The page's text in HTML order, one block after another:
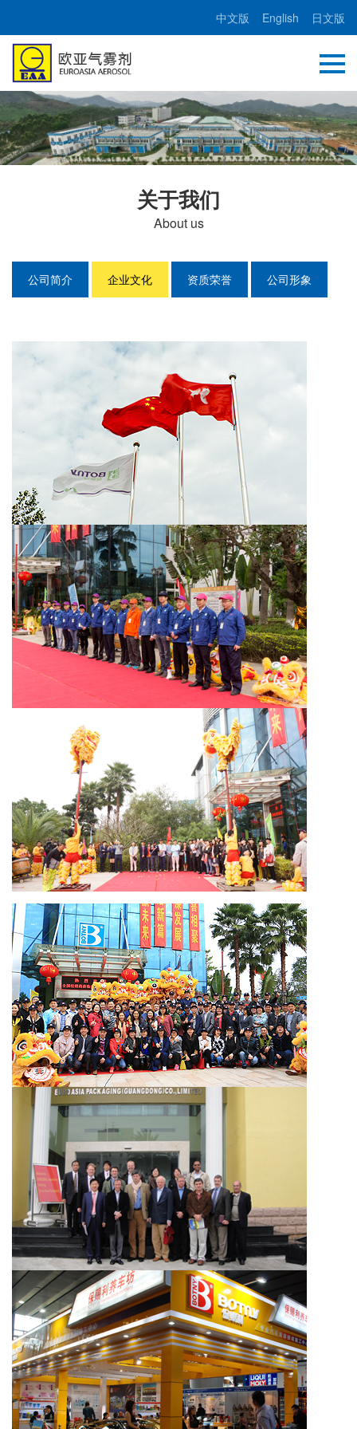
中文版 English 日文版
关于我们
About us
公司简介 企业文化 资质荣誉 公司形象